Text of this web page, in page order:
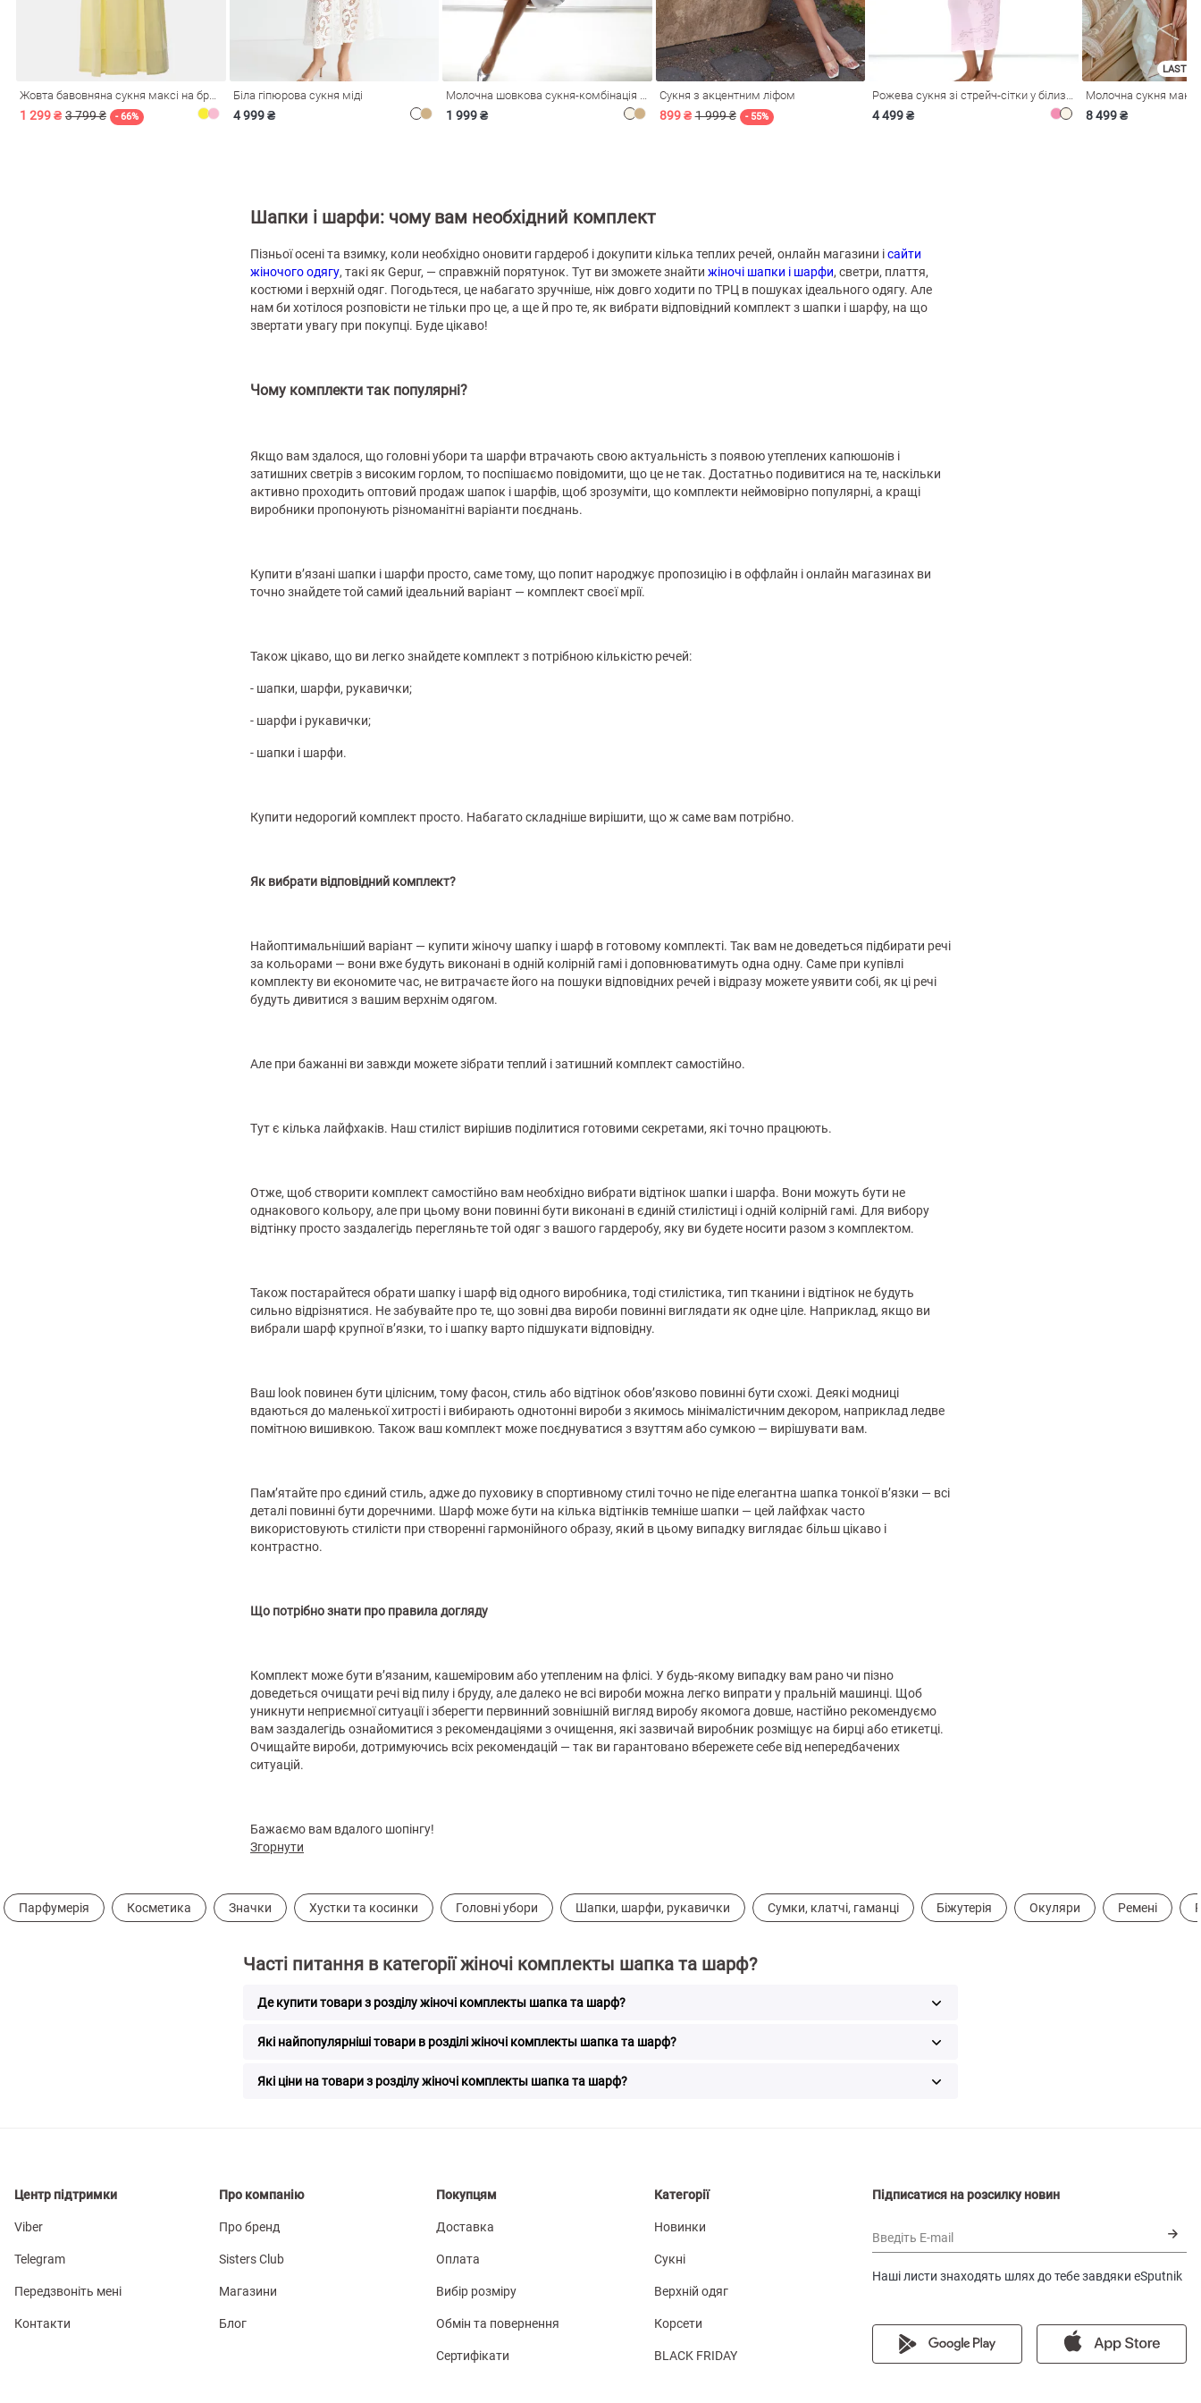
На
1 299 ₴ 3 799 ₴ - 66%
Біла гіпюрова сукня міді
4 999 ₴ 1 999 ₴
Сукня з акцентним ліфом
899 ₴ 1 999 ₴ - 55% 4 499 ₴
LAST
8 499 ₴
Шапки і шарфи: чому вам необхідний комплект
Пізньої осені та взимку, коли необхідно оновити гардероб і докупити кілька теплих речей, онлайн магазини ісайти
жіночого одягу, такі як Gepur, — справжній порятунок. Тут ви зможете знайти жіночі шапки і шарфи, светри, плаття,
костюми і верхній одяг. Погодьтеся, це набагато зручніше, ніж довго ходити по ТРЦ в пошуках ідеального одягу. Але
нам би хотілося розповісти не тільки про це, а ще й про те, як вибрати відповідний комплект з шапки і шарфу, на що
звертати увагу при покупці. Буде цікаво!
Чому комплекти так популярні?
Якщо вам здалося, що головні убори та шарфи втрачають свою актуальність з появою утеплених капюшонів і
затишних светрів з високим горлом, то поспішаємо повідомити, що це не так. Достатньо подивитися на те, наскільки
активно проходить оптовий продаж шапок і шарфів, щоб зрозуміти, що комплекти неймовірно популярні, а кращі
виробники пропонують різноманітні варіанти поєднань.
Купити в’язані шапки і шарфи просто, саме тому, що попит народжує пропозицію і в оффлайн і онлайн магазинах ви
точно знайдете той самий ідеальний варіант — комплект своєї мрії.
Також цікаво, що ви легко знайдете комплект з потрібною кількістю речей:
- шапки, шарфи, рукавички;
- шарфи і рукавички;
- шапки і шарфи.
Купити недорогий комплект просто. Набагато складніше вирішити, що ж саме вам потрібно.
Як вибрати відповідний комплект?
Найоптимальніший варіант — купити жіночу шапку і шарф в готовому комплекті. Так вам не доведеться підбирати речі
за кольорами — вони вже будуть виконані в одній колірній гамі і доповнюватимуть одна одну. Саме при купівлі
комплекту ви економите час, не витрачаєте його на пошуки відповідних речей і відразу можете уявити собі, як ці речі
будуть дивитися з вашим верхнім одягом.
Але при бажанні ви завжди можете зібрати теплий і затишний комплект самостійно.
Тут є кілька лайфхаків. Наш стиліст вирішив поділитися готовими секретами, які точно працюють.
Отже, щоб створити комплект самостійно вам необхідно вибрати відтінок шапки і шарфа. Вони можуть бути не
однакового кольору, але при цьому вони повинні бути виконані в єдиній стилістиці і одній колірній гамі. Для вибору
відтінку просто заздалегідь перегляньте той одяг з вашого гардеробу, яку ви будете носити разом з комплектом.
Також постарайтеся обрати шапку і шарф від одного виробника, тоді стилістика, тип тканини і відтінок не будуть
сильно відрізнятися. Не забувайте про те, що зовні два вироби повинні виглядати як одне ціле. Наприклад, якщо ви
вибрали шарф крупної в’язки, то і шапку варто підшукати відповідну.
Ваш look повинен бути цілісним, тому фасон, стиль або відтінок обов’язково повинні бути схожі. Деякі модниці
вдаються до маленької хитрості і вибирають однотонні вироби з якимось мінімалістичним декором, наприклад ледве
помітною вишивкою. Також ваш комплект може поєднуватися з взуттям або сумкою — вирішувати вам.
Пам’ятайте про єдиний стиль, адже до пуховику в спортивному стилі точно не піде елегантна шапка тонкої в’язки — всі
деталі повинні бути доречними. Шарф може бути на кілька відтінків темніше шапки — цей лайфхак часто
використовують стилісти при створенні гармонійного образу, який в цьому випадку виглядає більш цікаво і
контрастно.
Що потрібно знати про правила догляду
Комплект може бути в’язаним, кашеміровим або утепленим на флісі. У будь-якому випадку вам рано чи пізно
доведеться очищати речі від пилу і бруду, але далеко не всі вироби можна легко випрати у пральній машинці. Щоб
уникнути неприємної ситуації і зберегти первинний зовнішній вигляд виробу якомога довше, настійно рекомендуємо
вам заздалегідь ознайомитися з рекомендаціями з очищення, які зазвичай виробник розміщує на бирці або етикетці.
Очищайте вироби, дотримуючись всіх рекомендацій — так ви гарантовано вбережете себе від непередбачених
ситуацій.
Бажаємо вам вдалого шопінгу!
Згорнути
Парфумерія Косметика Значки Хустки та косинки Головні убори Шапки, шарфи, рукавички Сумки, клатчі, гаманці Біжутерія Окуляри Ремені
Часті питання в категорії жіночі комплекты шапка та шарф?
Де купити товари з розділу жіночі комплекты шапка та шарф?
Які найпопулярніші товари в розділі жіночі комплекты шапка та шарф?
Які ціни на товари з розділу жіночі комплекты шапка та шарф?
Центр підтримки
Viber
Telegram
Передзвоніть мені
Контакти
Про компанію
Про бренд
Sisters Club
Магазини
Блог
Покупцям
Доставка
Оплата
Вибір розміру
Обмін та повернення
Сертифікати
Категорії
Новинки
Сукні
Верхній одяг
Корсети
BLACK FRIDAY
Підписатися на розсилку новин
Введіть E-mail
Наші листи знаходять шлях до тебе завдяки eSputnik